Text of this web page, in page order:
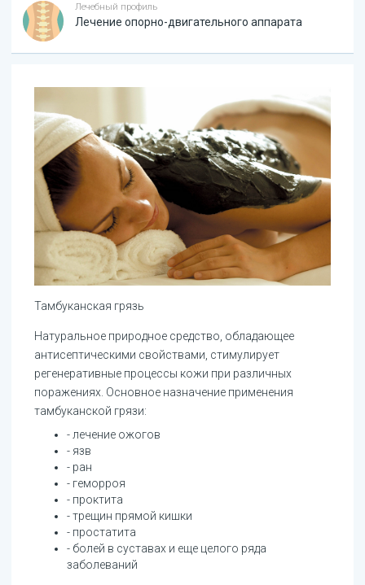
Лечебный профиль
Лечение опорно-двигательного аппарата
Тамбуканская грязь
Натуральное природное средство, обладающее
антисептическими свойствами, стимулирует
регенеративные процессы кожи при различных
поражениях. Основное назначение применения
тамбуканской грязи:
- лечение ожогов
- язв
- ран
- геморроя
- проктита
- трещин прямой кишки
- простатита
- болей в суставах и еще целого ряда
заболеваний